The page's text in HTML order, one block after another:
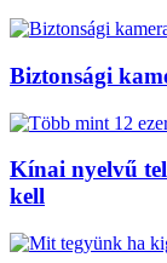
Biztonsági
Kínai nyelvű
kell